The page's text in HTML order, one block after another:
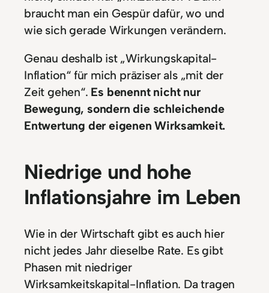
braucht man ein Gespür dafür, wo und
wie sich gerade Wirkungen verändern.
Genau deshalb ist „Wirkungskapital-
Inflation“ für mich präziser als „mit der
Zeit gehen“. Es benennt nicht nur
Bewegung, sondern die schleichende
Entwertung der eigenen Wirksamkeit.
Niedrige und hohe
Inflationsjahre im Leben
Wie in der Wirtschaft gibt es auch hier
nicht jedes Jahr dieselbe Rate. Es gibt
Phasen mit niedriger
Wirksamkeitskapital-Inflation. Da tragen